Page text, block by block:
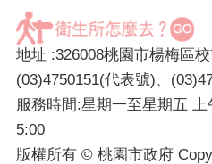
地址 :326008桃園市楊梅區
(03)4750151(代表號)、
服務時間:星期一至星期五
5:00
版權所有 © 桃園市政府